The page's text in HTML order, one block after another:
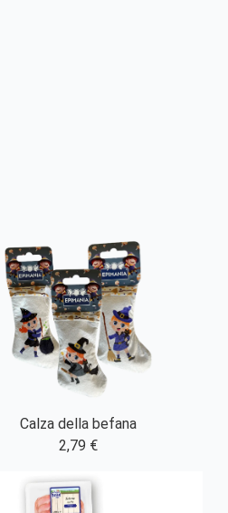
Calza della befana
2,79 €